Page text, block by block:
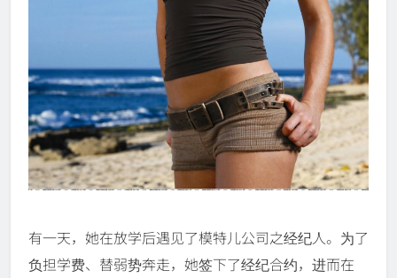
有一天，她在放学后遇见了模特儿公司之经纪人。为了
负担学费、替弱势奔走，她签下了经纪合约，进而在